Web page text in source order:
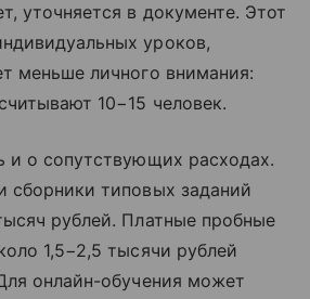
уточняется в документе. Этот
уроков,
меньше личного внимания:
10−15 человек.
и о сопутствующих расходах.
сборники типовых заданий
рублей. Платные пробные
1,5−2,5 тысячи рублей
онлайн-обучения может